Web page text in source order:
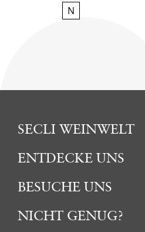
N
SECLI WEINWELT
ENTDECKE UNS
BESUCHE UNS
NICHT GENUG?